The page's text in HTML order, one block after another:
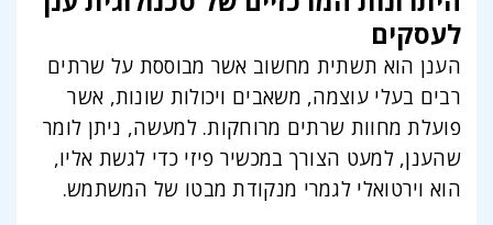
לעסקים
הענן הוא תשתית מחשוב אשר מבוססת על שרתים
רבים בעלי עוצמה, משאבים ויכולות שונות, אשר
פועלת מחוות שרתים מרוחקות. למעשה, ניתן לומר
שהענן, למעט הצורך במכשיר פיזי כדי לגשת אליו,
הוא וירטואלי לגמרי מנקודת מבטו של המשתמש.